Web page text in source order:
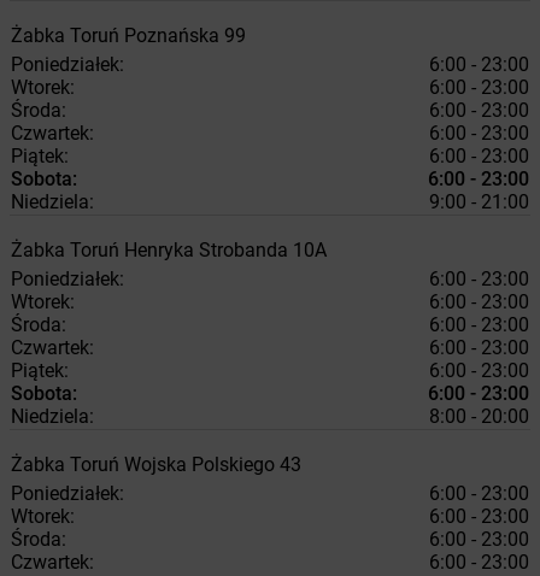
Żabka Toruń Poznańska 99
Poniedziałek:
6:00 - 23:00
Wtorek:
6:00 - 23:00
Środa:
6:00 - 23:00
Czwartek:
6:00 - 23:00
Piątek:
6:00 - 23:00
Sobota:
6:00 - 23:00
Niedziela:
9:00 - 21:00
Żabka Toruń Henryka Strobanda 10A
Poniedziałek:
6:00 - 23:00
Wtorek:
6:00 - 23:00
Środa:
6:00 - 23:00
Czwartek:
6:00 - 23:00
Piątek:
6:00 - 23:00
Sobota:
6:00 - 23:00
Niedziela:
8:00 - 20:00
Żabka Toruń Wojska Polskiego 43
Poniedziałek:
6:00 - 23:00
Wtorek:
6:00 - 23:00
Środa:
6:00 - 23:00
Czwartek:
6:00 - 23:00